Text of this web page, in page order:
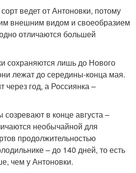
ведет от Антоновки, потому
внешним видом и своеобразием
отличаются большей
сохраняются лишь до Нового
лежат до середины-конца мая.
через год, а Россиянка –
в конце августа –
необычайной для
продолжительностью
– до 140 дней, то есть
чем у Антоновки.